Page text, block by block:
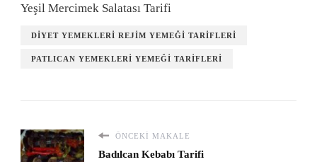
Yeşil Mercimek Salatası Tarifi
DIYET YEMEKLERI REJIM YEMEĞI TARIFLERI
PATLICAN YEMEKLERI YEMEĞI TARIFLERI
ÖNCEKI MAKALE
Badılcan Kebabı Tarifi